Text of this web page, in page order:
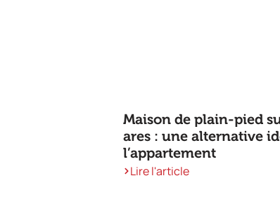
Maison de plain-pied
ares : une alternative
l’appartement
Lire l'article